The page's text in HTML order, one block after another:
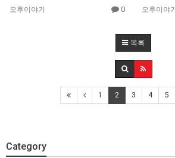
오후이야기 0 오후이야기
목록
1 2 3 4 5
Category